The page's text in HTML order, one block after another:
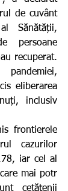
de cuvânt
Sănătății,
persoane
recuperat.
eliberarea
inclusiv
cazurilor
iar cel al
mai potr
cetățenii